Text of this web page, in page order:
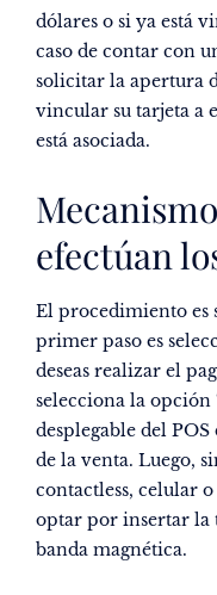
dólares o si ya está
caso de contar con
solicitar la apertura
vincular su tarjeta a
está asociada.
efectúan
El procedimiento es
primer paso es
deseas realizar el
selecciona la opción
desplegable del
de la venta. Luego,
contactless, celular
optar por insertar la
banda magnética.